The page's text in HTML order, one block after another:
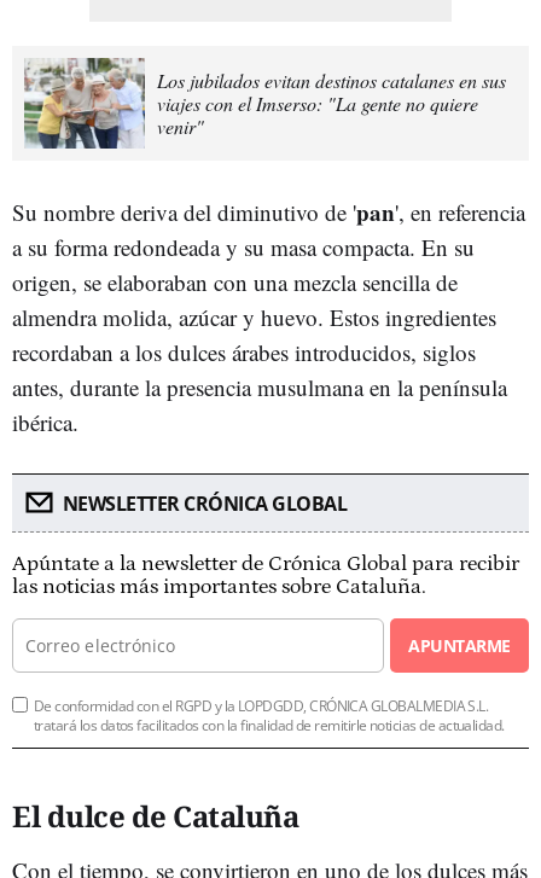
Los jubilados evitan destinos catalanes en sus
viajes con el Imserso: "La gente no quiere
venir"
Su nombre deriva del diminutivo de 'pan', en referencia
a su forma redondeada y su masa compacta. En su
origen, se elaboraban con una mezcla sencilla de
almendra molida, azúcar y huevo. Estos ingredientes
recordaban a los dulces árabes introducidos, siglos
antes, durante la presencia musulmana en la península
ibérica.
NEWSLETTER CRÓNICA GLOBAL
Apúntate a la newsletter de Crónica Global para recibir
las noticias más importantes sobre Cataluña.
APUNTARME
De conformidad con el RGPD y la LOPDGDD, CRÓNICA GLOBALMEDIA S.L.
tratará los datos facilitados con la finalidad de remitirle noticias de actualidad.
El dulce de Cataluña
Con el tiempo, se convirtieron en uno de los dulces más